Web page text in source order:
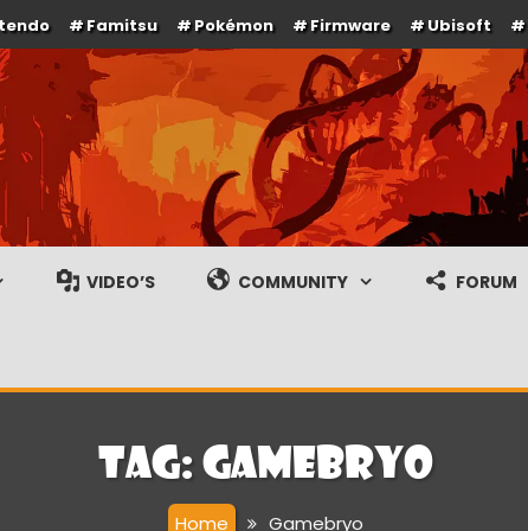
Famitsu Pokémon Firmware Ubisoft
gameplay streams
VIDEO’S COMMUNITY FORUM
Tag: Gamebryo
Home Gamebryo